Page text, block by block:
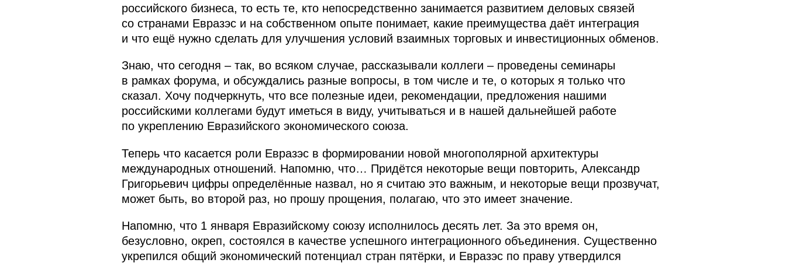
российского бизнеса, то есть те, кто непосредственно занимается развитием деловых связей
со странами Евразэс и на собственном опыте понимает, какие преимущества даёт интеграция
и что ещё нужно сделать для улучшения условий взаимных торговых и инвестиционных обменов.
Знаю, что сегодня – так, во всяком случае, рассказывали коллеги – проведены семинары
в рамках форума, и обсуждались разные вопросы, в том числе и те, о которых я только что
сказал. Хочу подчеркнуть, что все полезные идеи, рекомендации, предложения нашими
российскими коллегами будут иметься в виду, учитываться и в нашей дальнейшей работе
по укреплению Евразийского экономического союза.
Теперь что касается роли Евразэс в формировании новой многополярной архитектуры
международных отношений. Напомню, что… Придётся некоторые вещи повторить, Александр
Григорьевич цифры определённые назвал, но я считаю это важным, и некоторые вещи прозвучат,
может быть, во второй раз, но прошу прощения, полагаю, что это имеет значение.
Напомню, что 1 января Евразийскому союзу исполнилось десять лет. За это время он,
безусловно, окреп, состоялся в качестве успешного интеграционного объединения. Существенно
укрепился общий экономический потенциал стран пятёрки, и Евразэс по праву утвердился